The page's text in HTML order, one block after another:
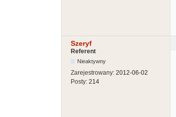
Szeryf
Referent
Nieaktywny
Zarejestrowany: 2012-06-02
Posty: 214